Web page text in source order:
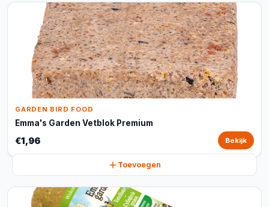
GARDEN BIRD FOOD
Emma's Garden Vetblok Premium
€1,96 Bekijk
Toevoegen